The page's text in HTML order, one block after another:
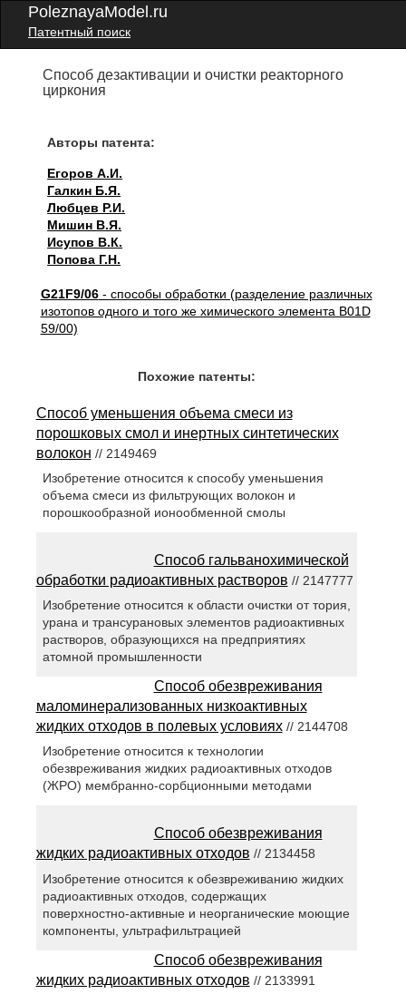
PoleznayaModel.ru
Патентный поиск
Способ дезактивации и очистки реакторного
циркония
Авторы патента:
Егоров А.И.
Галкин Б.Я.
Любцев Р.И.
Мишин В.Я.
Исупов В.К.
Попова Г.Н.
G21F9/06- способы обработки (разделение различных
изотопов одного и того же химического элемента B01D
59/00)
Похожие патенты:
Способ уменьшения объема смеси из
порошковых смол и инертных синтетических
волокон // 2149469
Изобретение относится к способу уменьшения
объема смеси из фильтрующих волокон и
порошкообразной ионообменной смолы
Способ гальванохимической
обработки радиоактивных растворов // 2147777
Изобретение относится к области очистки от тория,
урана и трансурановых элементов радиоактивных
растворов, образующихся на предприятиях
атомной промышленности
Способ обезвреживания
маломинерализованных низкоактивных
жидких отходов в полевых условиях// 2144708
Изобретение относится к технологии
обезвреживания жидких радиоактивных отходов
(ЖРО) мембранно-сорбционными методами
Способ обезвреживания
жидких радиоактивных отходов // 2134458
Изобретение относится к обезвреживанию жидких
радиоактивных отходов, содержащих
поверхностно-активные и неорганические моющие
компоненты, ультрафильтрацией
Способ обезвреживания
жидких радиоактивных отходов // 2133991